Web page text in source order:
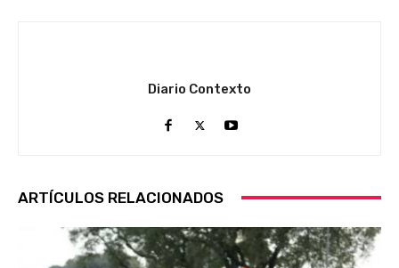
Diario Contexto
ARTÍCULOS RELACIONADOS